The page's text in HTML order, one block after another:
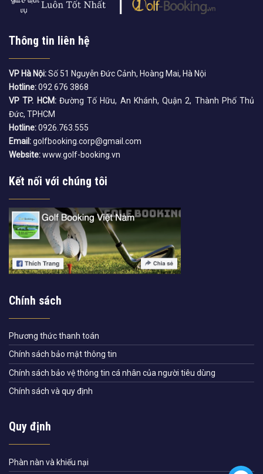
Thông tin liên hệ
VP Hà Nội:Số 51 Nguyễn Đức Cảnh, Hoàng Mai, Hà Nội
Hotline:092 676 3868
VP TP. HCM:Đường Tố Hữu, An Khánh, Quận 2, Thành Phố Thủ
Đức, TPHCM
Hotline:0926.763.555
Email:golfbooking.corp@gmail.com
Website:www.golf-booking.vn
Kết nối với chúng tôi
Chính sách
Phương thức thanh toán
Chính sách bảo mật thông tin
Chính sách bảo vệ thông tin cá nhân của người tiêu dùng
Chính sách và quy định
Quy định
Phàn nàn và khiếu nại